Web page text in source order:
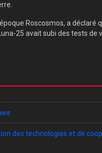
Roscosmos, a déclaré
25 avait subi des tests de
des technologies et de